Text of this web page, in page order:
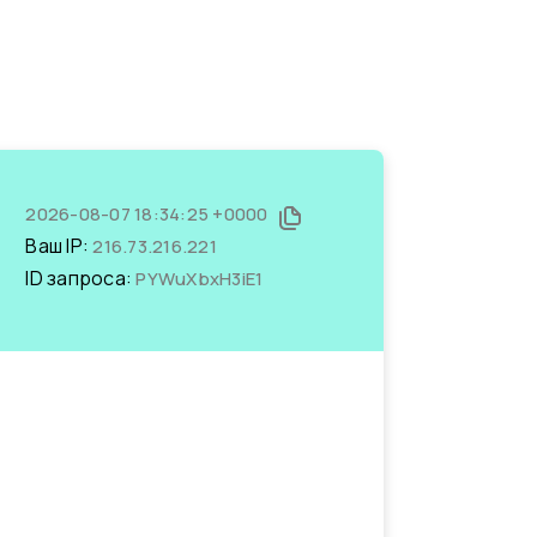
2026-08-07 18:34:25 +0000
Ваш IP:216.73.216.221
ID запроса:PYWuXbxH3iE1